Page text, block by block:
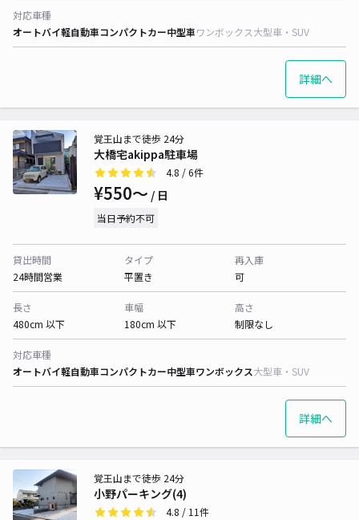
対応車種
オートバイ軽自動車コンパクトカー中型車ワンボックス大型車・SUV
詳細へ
大橋宅akippa駐車場
覚王山まで徒歩 24分
4.8 / 6件
¥550〜 / 日
当日予約不可
貸出時間
24時間営業
タイプ
平置き
再入庫
可
長さ
480cm 以下
車幅
180cm 以下
高さ
制限なし
対応車種
オートバイ軽自動車コンパクトカー中型車ワンボックス大型車・SUV
詳細へ
小野パーキング(4)
覚王山まで徒歩 24分
4.8 / 11件